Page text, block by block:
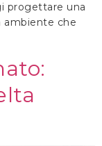
progettare una
ambiente che